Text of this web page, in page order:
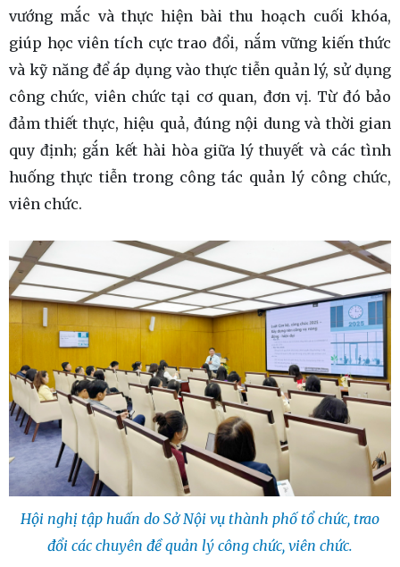
vướng mắc và thực hiện bài thu hoạch cuối khóa,
giúp học viên tích cực trao đổi, nắm vững kiến thức
và kỹ năng để áp dụng vào thực tiễn quản lý, sử dụng
công chức, viên chức tại cơ quan, đơn vị. Từ đó bảo
đảm thiết thực, hiệu quả, đúng nội dung và thời gian
quy định; gắn kết hài hòa giữa lý thuyết và các tình
huống thực tiễn trong công tác quản lý công chức,
viên chức.
Hội nghị tập huấn do Sở Nội vụ thành phố tổ chức, trao
đổi các chuyên đề quản lý công chức, viên chức.